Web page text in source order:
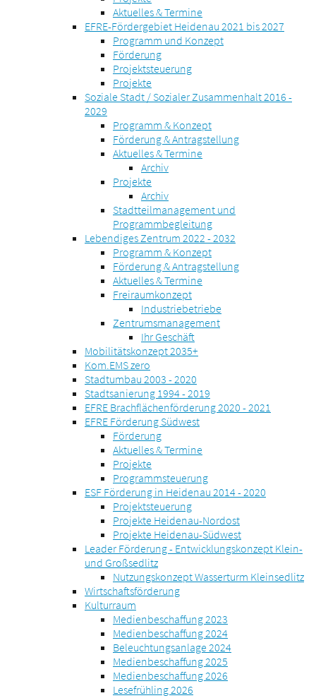
Aktuelles & Termine
EFRE-Fördergebiet Heidenau 2021 bis 2027
Programm und Konzept
Förderung
Projektsteuerung
Projekte
Soziale Stadt / Sozialer Zusammenhalt 2016 -
2029
Programm & Konzept
Förderung & Antragstellung
Aktuelles & Termine
Archiv
Projekte
Archiv
Stadtteilmanagement und
Programmbegleitung
Lebendiges Zentrum 2022 - 2032
Programm & Konzept
Förderung & Antragstellung
Aktuelles & Termine
Freiraumkonzept
Industriebetriebe
Zentrumsmanagement
Ihr Geschäft
Mobilitätskonzept 2035+
Kom.EMS zero
Stadtumbau 2003 - 2020
Stadtsanierung 1994 - 2019
EFRE Brachflächenförderung 2020 - 2021
EFRE Förderung Südwest
Förderung
Aktuelles & Termine
Projekte
Programmsteuerung
ESF Förderung in Heidenau 2014 - 2020
Projektsteuerung
Projekte Heidenau-Nordost
Projekte Heidenau-Südwest
Leader Förderung - Entwicklungskonzept Klein-
und Großsedlitz
Nutzungskonzept Wasserturm Kleinsedlitz
Wirtschaftsförderung
Kulturraum
Medienbeschaffung 2023
Medienbeschaffung 2024
Beleuchtungsanlage 2024
Medienbeschaffung 2025
Medienbeschaffung 2026
Lesefrühling 2026